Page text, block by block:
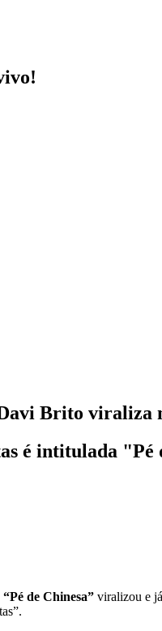
Brito viraliza
é intitulada "Pé
“Pé de Chinesa” viralizou e